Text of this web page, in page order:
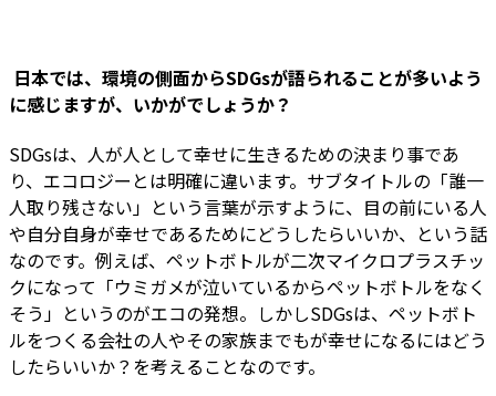
―― 日本では、環境の側面からSDGsが語られることが多いよう
に感じますが、いかがでしょうか？
SDGsは、人が人として幸せに生きるための決まり事であ
り、エコロジーとは明確に違います。サブタイトルの「誰一
人取り残さない」という言葉が示すように、目の前にいる人
や自分自身が幸せであるためにどうしたらいいか、という話
なのです。例えば、ペットボトルが二次マイクロプラスチッ
クになって「ウミガメが泣いているからペットボトルをなく
そう」というのがエコの発想。しかしSDGsは、ペットボト
ルをつくる会社の人やその家族までもが幸せになるにはどう
したらいいか？を考えることなのです。